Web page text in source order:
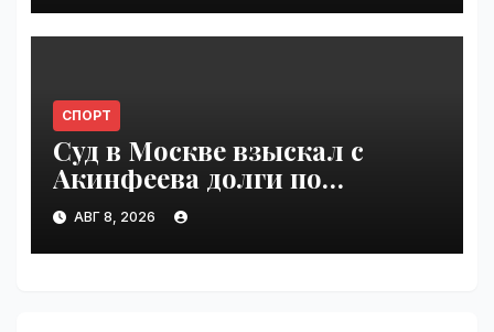
СПОРТ
Суд в Москве взыскал с
Акинфеева долги по
коммунальным платежам |
VseTime.ru
АВГ 8, 2026